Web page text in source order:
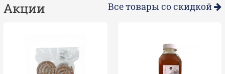
Акции Все товары со скидкой